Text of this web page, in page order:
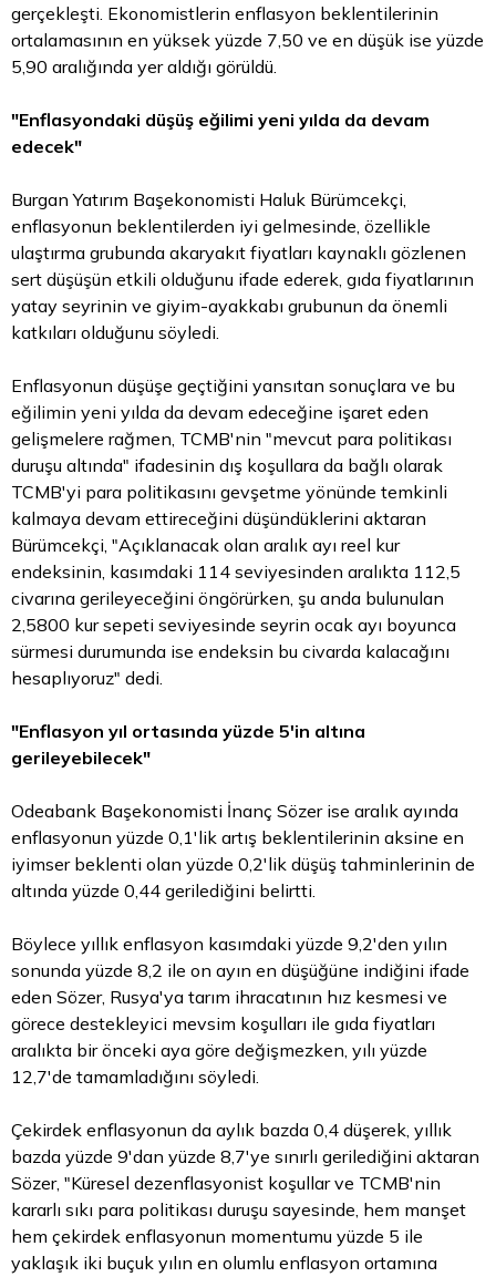
gerçekleşti. Ekonomistlerin enflasyon beklentilerinin
ortalamasının en yüksek yüzde 7,50 ve en düşük ise yüzde
5,90 aralığında yer aldığı görüldü.
"Enflasyondaki düşüş eğilimi yeni yılda da devam
edecek"
Burgan Yatırım Başekonomisti Haluk Bürümcekçi,
enflasyonun beklentilerden iyi gelmesinde, özellikle
ulaştırma grubunda akaryakıt fiyatları kaynaklı gözlenen
sert düşüşün etkili olduğunu ifade ederek, gıda fiyatlarının
yatay seyrinin ve giyim-ayakkabı grubunun da önemli
katkıları olduğunu söyledi.
Enflasyonun düşüşe geçtiğini yansıtan sonuçlara ve bu
eğilimin yeni yılda da devam edeceğine işaret eden
gelişmelere rağmen, TCMB'nin "mevcut para politikası
duruşu altında" ifadesinin dış koşullara da bağlı olarak
TCMB'yi para politikasını gevşetme yönünde temkinli
kalmaya devam ettireceğini düşündüklerini aktaran
Bürümcekçi, "Açıklanacak olan aralık ayı reel kur
endeksinin, kasımdaki 114 seviyesinden aralıkta 112,5
civarına gerileyeceğini öngörürken, şu anda bulunulan
2,5800 kur sepeti seviyesinde seyrin ocak ayı boyunca
sürmesi durumunda ise endeksin bu civarda kalacağını
hesaplıyoruz" dedi.
"Enflasyon yıl ortasında yüzde 5'in altına
gerileyebilecek"
Odeabank Başekonomisti İnanç Sözer ise aralık ayında
enflasyonun yüzde 0,1'lik artış beklentilerinin aksine en
iyimser beklenti olan yüzde 0,2'lik düşüş tahminlerinin de
altında yüzde 0,44 gerilediğini belirtti.
Böylece yıllık enflasyon kasımdaki yüzde 9,2'den yılın
sonunda yüzde 8,2 ile on ayın en düşüğüne indiğini ifade
eden Sözer, Rusya'ya tarım ihracatının hız kesmesi ve
görece destekleyici mevsim koşulları ile gıda fiyatları
aralıkta bir önceki aya göre değişmezken, yılı yüzde
12,7'de tamamladığını söyledi.
Çekirdek enflasyonun da aylık bazda 0,4 düşerek, yıllık
bazda yüzde 9'dan yüzde 8,7'ye sınırlı gerilediğini aktaran
Sözer, "Küresel dezenflasyonist koşullar ve TCMB'nin
kararlı sıkı para politikası duruşu sayesinde, hem manşet
hem çekirdek enflasyonun momentumu yüzde 5 ile
yaklaşık iki buçuk yılın en olumlu enflasyon ortamına